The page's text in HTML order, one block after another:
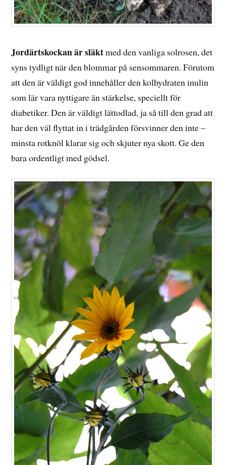
Jordärtskockan är släktmed den vanliga solrosen, det
syns tydligt när den blommar på sensommaren. Förutom
att den är väldigt god innehåller den kolhydraten inulin
som lär vara nyttigare än stärkelse, speciellt för
diabetiker. Den är väldigt lättodlad, ja så till den grad att
har den väl flyttat in i trädgården försvinner den inte –
minsta rotknöl klarar sig och skjuter nya skott. Ge den
bara ordentligt med gödsel.